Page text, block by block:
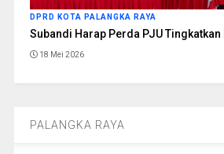
DPRD KOTA PALANGKA RAYA
Subandi Harap Perda PJU
18 Mei 2026
PALANGKA RAYA